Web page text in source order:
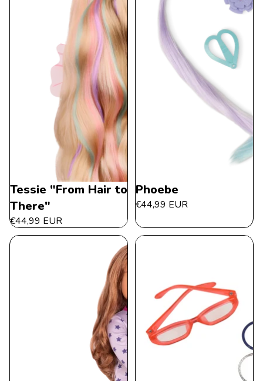
Tessie "From Hair to
There"
€44,99 EUR
Phoebe
€44,99 EUR